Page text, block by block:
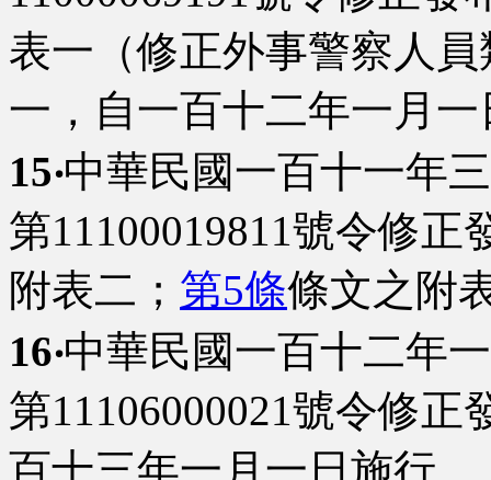
表一（修正外事警察人
一，自一百十二年一月一
15‧中華民國一百十一年
第11100019811號令修正
附表二； 第5條條文之附
16‧中華民國一百十二年
第11106000021號令修正
百十三年一月一日施行